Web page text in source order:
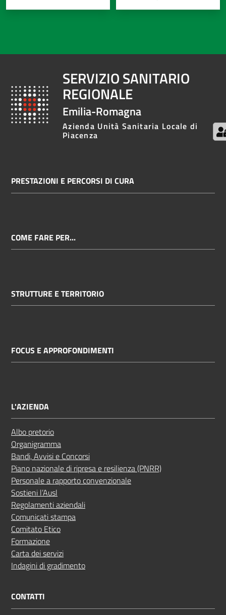
SERVIZIO SANITARIO
REGIONALE
Emilia-Romagna
Azienda Unità Sanitaria Locale di
Piacenza
PRESTAZIONI E PERCORSI DI CURA
COME FARE PER...
STRUTTURE E TERRITORIO
FOCUS E APPROFONDIMENTI
L'AZIENDA
Albo pretorio
Organigramma
Bandi, Avvisi e Concorsi
Piano nazionale di ripresa e resilienza (PNRR)
Personale a rapporto convenzionale
Sostieni l’Ausl
Regolamenti aziendali
Comunicati stampa
Comitato Etico
Formazione
Carta dei servizi
Indagini di gradimento
CONTATTI